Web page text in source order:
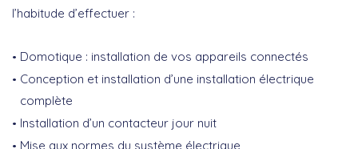
l’habitude d’effectuer :
Domotique : installation de vos appareils connectés
Conception et installation d’une installation électrique
complète
Installation d’un contacteur jour nuit
Mise aux normes du système électrique